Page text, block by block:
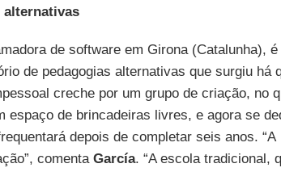
alternativas
de software em Girona (Catalunha), é
de pedagogias alternativas que surgiu há
creche por um grupo de criação, no
espaço de brincadeiras livres, e agora se
depois de completar seis anos. “A
comenta García. “A escola tradicional,